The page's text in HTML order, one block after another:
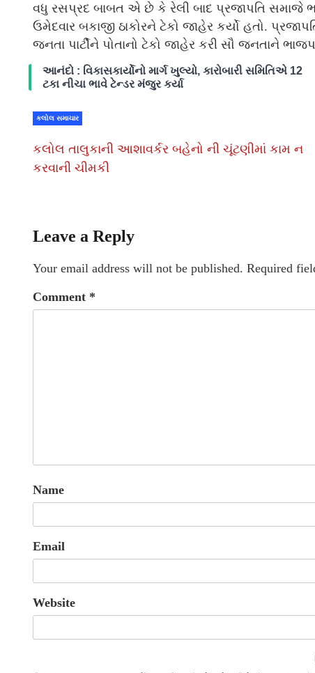
વધુ રસપ્રદ બાબત એ છે કે રેલી બાદ પ્રજાપતિ સમાજે
ઉમેદવાર બકાજી ઠાકોરને ટેકો જાહેર કર્યો હતો.
જનતા પાર્ટીને પોતાનો ટેકો જાહેર કરી સૌ જનતાને
આનંદો : વિકાસકાર્યોનો માર્ગ ખુલ્યો, કારોબારી સમિતિએ 12
ટકા નીચા ભાવે ટેન્ડર મંજુર કર્યા
કલોલ સમાચાર
કલોલ તાલુકાની આશાવર્કર બહેનો ની ચૂંટણીમાં કામ ન
કરવાની ચીમકી
Leave a Reply
Your email address will not be published. Required
Comment *
Name
Email
Website